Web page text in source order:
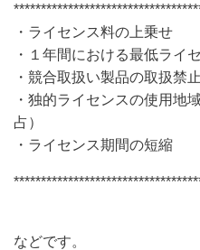
・ライセンス料の上乗せ
・１年間における最低ライ
・競合取扱い製品の取扱禁止
・独的ライセンスの使用地
占）
・ライセンス期間の短縮
などです。